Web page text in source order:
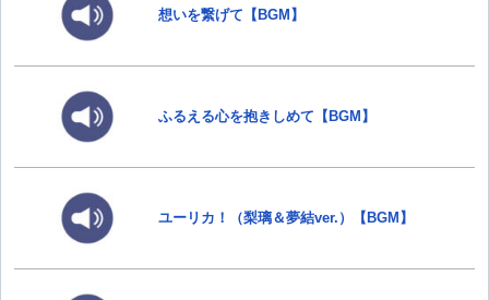
想いを繋げて【BGM】
ふるえる心を抱きしめて【BGM】
ユーリカ！（梨璃＆夢結ver.）【BGM】